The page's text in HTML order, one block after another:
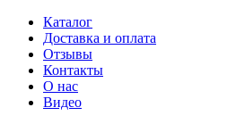
Каталог
Доставка и оплата
Отзывы
Контакты
О нас
Видео